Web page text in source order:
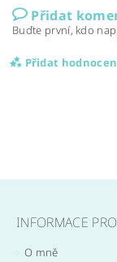
Přidat
Buďte první, kdo
Přidat
INFORMACE
O mně